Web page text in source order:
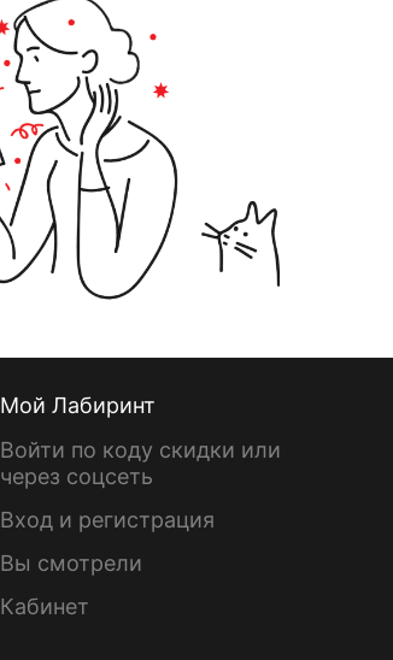
Мой Лабиринт
Войти по коду скидки или
через соцсеть
Вход и регистрация
Вы смотрели
Кабинет